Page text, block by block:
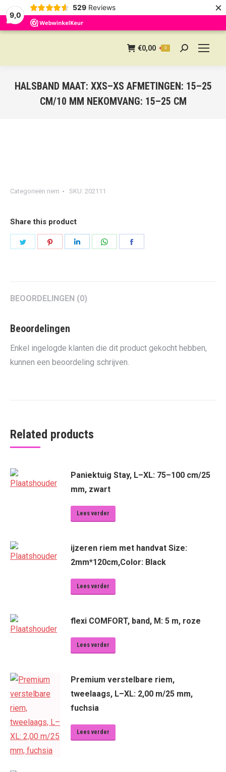
9,0
529 Reviews ×
€0,00 0 Search:
HALSBAND MAAT: XXS–XS AFMETINGEN: 15–25
CM/10 MM NEKOMVANG: 15–25 CM
Categorieën riem SKU: 202111
Share this product
BEOORDELINGEN (0)
Beoordelingen
Enkel ingelogde klanten die dit product gekocht hebben,
kunnen een beoordeling schrijven.
Related products
Paniektuig Stay, L–XL: 75–100 cm/25
mm, zwart
Lees verder
ijzeren riem met handvat Size:
2mm*120cm,Color: Black
Lees verder
flexi COMFORT, band, M: 5 m, roze
Lees verder
Premium verstelbare riem,
tweelaags, L–XL: 2,00 m/25 mm,
fuchsia
Lees verder